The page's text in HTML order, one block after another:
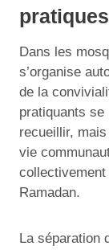
Dans les
s’organise
de la
pratiquants se
recueillir,
vie
Ramadan.
La séparation